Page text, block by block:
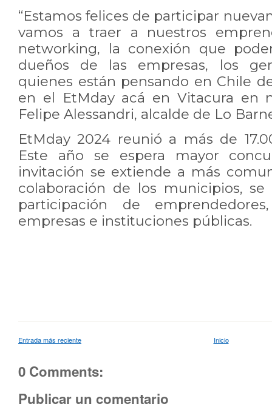
“Estamos felices de participar
vamos a traer a nuestros
networking, la conexión que
dueños de las empresas, los
quienes están pensando en Chile
en el EtMday acá en Vitacura en
Felipe Alessandri, alcalde de Lo
EtMday 2024 reunió a más de
Este año se espera mayor
invitación se extiende a más
colaboración de los municipios,
participación de
empresas e instituciones públicas.
Entrada más reciente Inicio
0 Comments:
Publicar un comentario